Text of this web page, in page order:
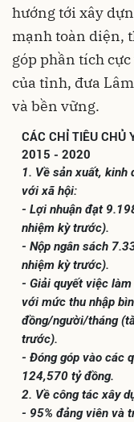
hướng tới xây
mạnh toàn diện,
góp phần tích
của tỉnh, đưa
và bền vững.
CÁC CHỈ TIÊU CHỦ
2015 - 2020
1. Về sản xuất, kinh
với xã hội:
- Lợi nhuận đạt
nhiệm kỳ trước).
- Nộp ngân sách
nhiệm kỳ trước).
- Giải quyết việc
với mức thu nhập
đồng/người/tháng
trước).
- Đóng góp vào các
124,570 tỷ đồng.
2. Về công tác xây
- 95% đảng viên và